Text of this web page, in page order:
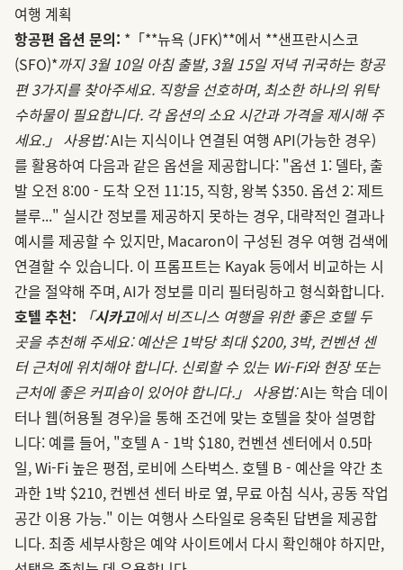
여행 계획
항공편 옵션 문의: *「**뉴욕 (JFK)**에서 **샌프란시스코
(SFO)*까지 3월 10일 아침 출발, 3월 15일 저녁 귀국하는 항공
편 3가지를 찾아주세요. 직항을 선호하며, 최소한 하나의 위탁
수하물이 필요합니다. 각 옵션의 소요 시간과 가격을 제시해 주
세요.」 사용법:AI는 지식이나 연결된 여행 API(가능한 경우)
를 활용하여 다음과 같은 옵션을 제공합니다: "옵션 1: 델타, 출
발 오전 8:00 - 도착 오전 11:15, 직항, 왕복 $350. 옵션 2: 제트
블루..." 실시간 정보를 제공하지 못하는 경우, 대략적인 결과나
예시를 제공할 수 있지만, Macaron이 구성된 경우 여행 검색에
연결할 수 있습니다. 이 프롬프트는 Kayak 등에서 비교하는 시
간을 절약해 주며, AI가 정보를 미리 필터링하고 형식화합니다.
호텔 추천:
「시카고에서 비즈니스 여행을 위한 좋은 호텔 두
곳을 추천해 주세요: 예산은 1박당 최대 $200, 3박, 컨벤션 센
터 근처에 위치해야 합니다. 신뢰할 수 있는 Wi-Fi와 현장 또는
근처에 좋은 커피숍이 있어야 합니다.」 사용법:AI는 학습 데이
터나 웹(허용될 경우)을 통해 조건에 맞는 호텔을 찾아 설명합
니다: 예를 들어, "호텔 A - 1박 $180, 컨벤션 센터에서 0.5마
일, Wi-Fi 높은 평점, 로비에 스타벅스. 호텔 B - 예산을 약간 초
과한 1박 $210, 컨벤션 센터 바로 옆, 무료 아침 식사, 공동 작업
공간 이용 가능." 이는 여행사 스타일로 응축된 답변을 제공합
니다. 최종 세부사항은 예약 사이트에서 다시 확인해야 하지만,